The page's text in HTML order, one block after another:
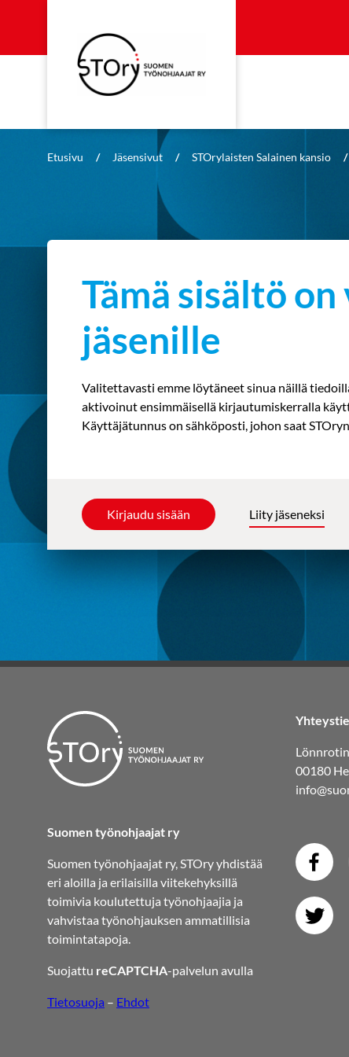
Etusivu / Jäsensivut / STOrylaisten Salainen kansio /
Tämä sisältö on
jäsenille
Valitettavasti emme löytäneet sinua näillä
aktivoinut ensimmäisellä kirjautumiskerralla
Käyttäjätunnus on sähköposti, johon saat
Kirjaudu sisään Liity jäseneksi
Suomen työnohjaajat ry
Suomen työnohjaajat ry, STOry yhdistää
eri aloilla ja erilaisilla viitekehyksillä
toimivia koulutettuja työnohjaajia ja
vahvistaa työnohjauksen ammatillisia
toimintatapoja.
Suojattu reCAPTCHA-palvelun avulla
Tietosuoja – Ehdot
00180